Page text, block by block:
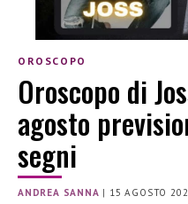
OROSCOPO
Oroscopo di
agosto
segni
ANDREA SANNA | 15 AGOSTO